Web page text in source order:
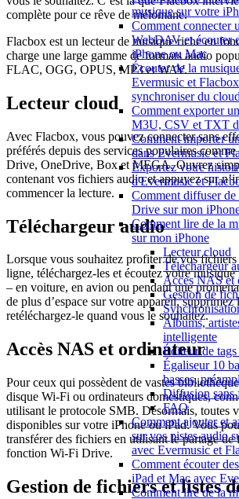
musique sur votre
Comment connecter
WebDAV et écouter
iPhone ou Mac
Écouter de la
Evermusic et
synchroniser du
Comment exporter
M3U, CSV et TXT
Comment importer
dans Evermusic et
Exportez votre
d'Evermusic et
Comment diffuser
Drive sur mon
Comment lire de la
sur mon iPhone
Lecteur cloud
Téléchargeur
Accès NAS et
Gestion de
Albums,
intelligente
Éditeur de
Égaliseur 10
basses,
Diffusion sans
FAQ
Comment ajouter et
sur vos pistes audio
avec Evermusic et
Comment écouter
iPad et Mac avec
Comment lire de la
complète pour ce rêve de mélomane.
Flacbox est un lecteur de musique riche en
charge une large gamme de formats audio
FLAC, OGG, OPUS, MP3 et WAV.
Lecteur cloud
Avec Flacbox, vous pouvez connecter sans
préférés depuis des services populaires
Drive, OneDrive, Box et MEGA. Ouvrez
contenant vos fichiers audio et appuyez sur
commencer la lecture.
Téléchargeur audio
Lorsque vous souhaitez profiter de vos fichiers
ligne, téléchargez-les et écoutez votre
– en voiture, en avion ou pendant une
de plus d’espace sur votre appareil,
retéléchargez-le quand vous le souhaitez.
Accès NAS et ordinateur
Pour ceux qui possèdent de vastes
disque Wi-Fi ou ordinateurs domestiques,
utilisant le protocole SMB. Désormais, toutes
disponibles sur votre iPhone ou iPad. Vous
transférer des fichiers en utilisant le partage
fonction Wi-Fi Drive.
Gestion de fichiers et listes